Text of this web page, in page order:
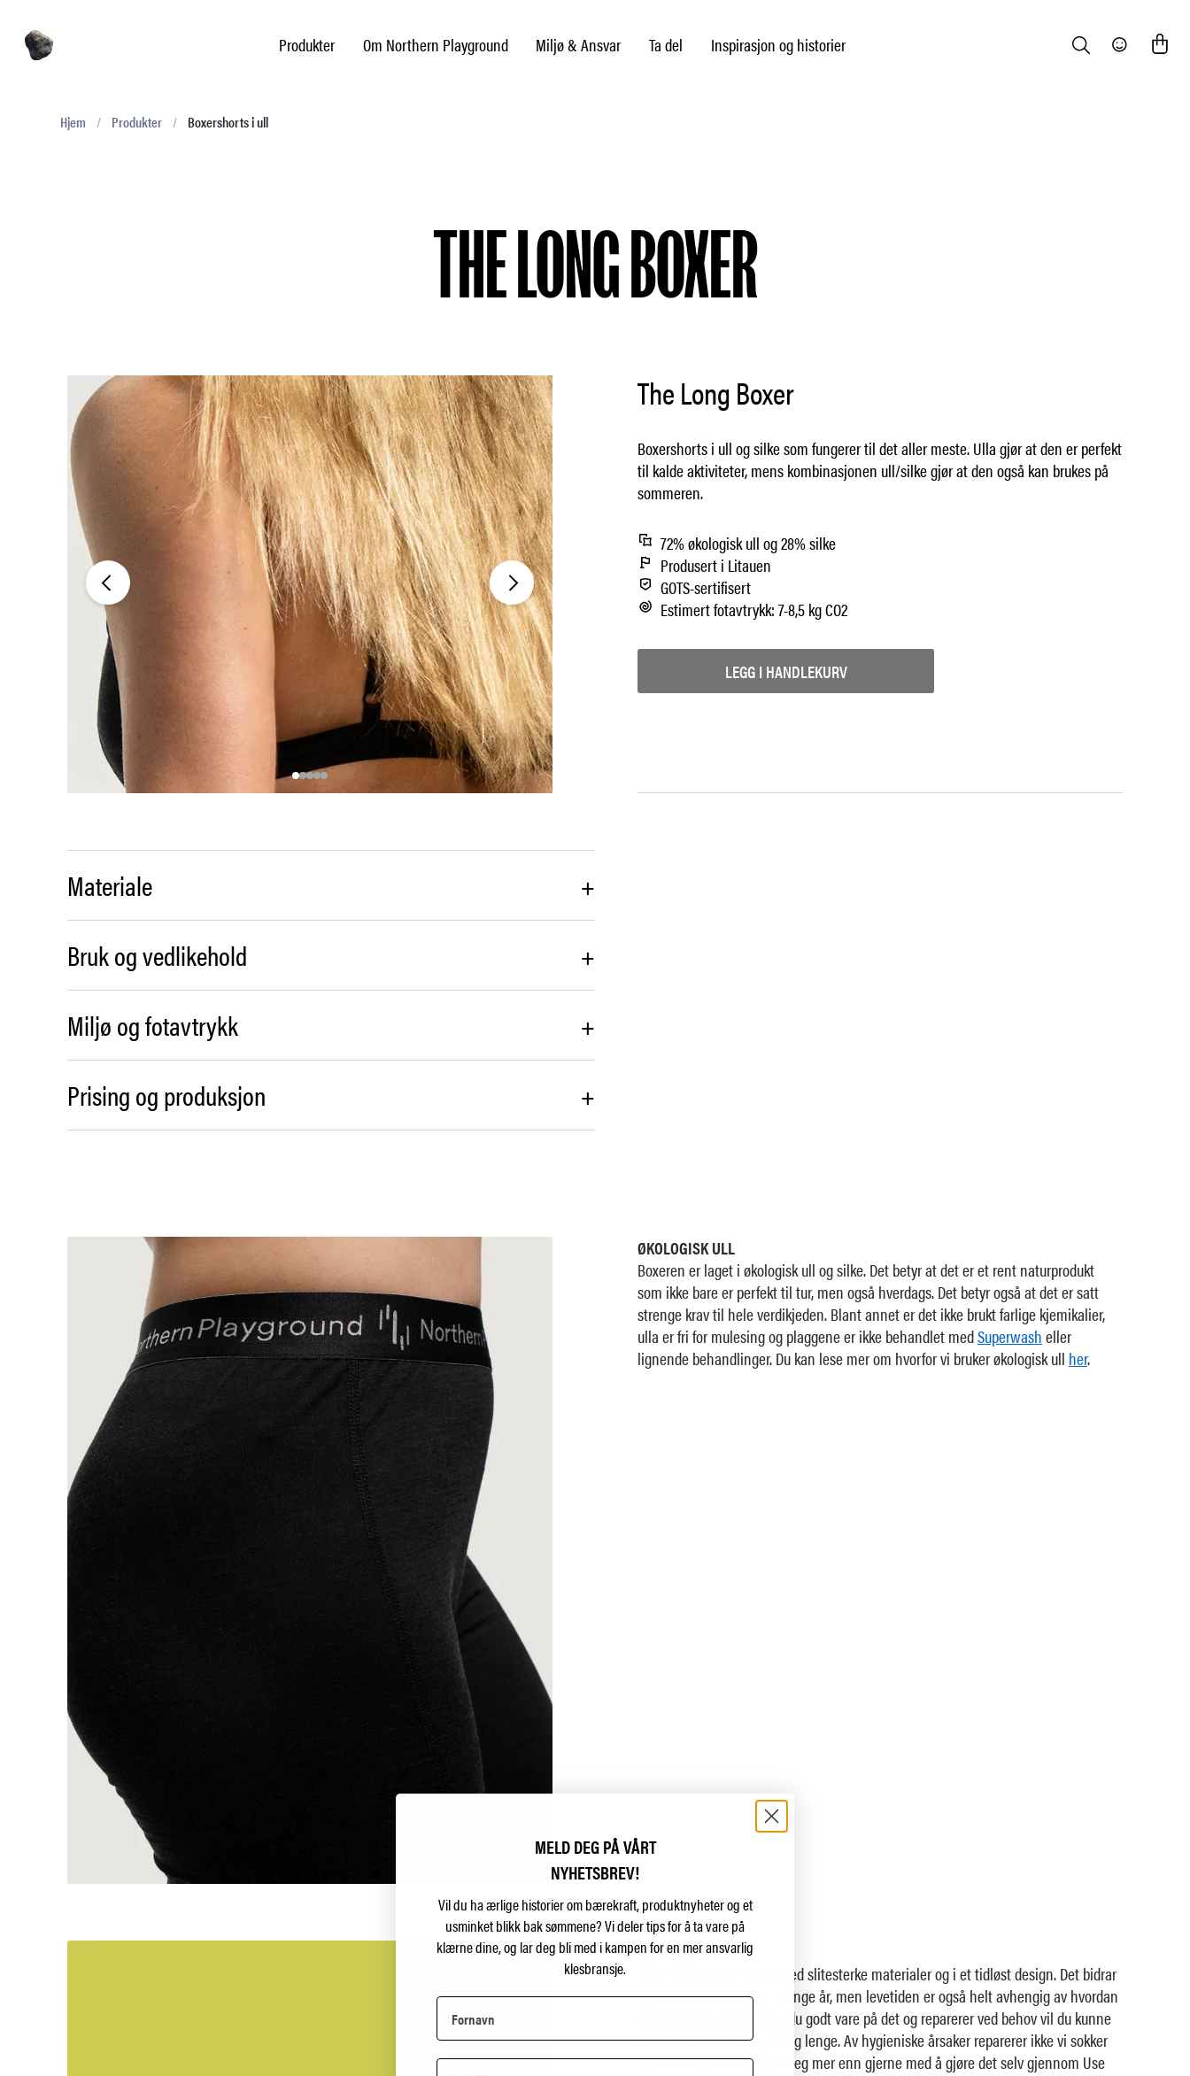
Produkter Miljø & Ansvar Ta del Inspirasjon og historier
Om Northern Playground Search Community
Hjem / Produkter / Boxershorts i ull
THE LONG BOXER
The Long Boxer
Boxershorts i ull og silke som fungerer til det aller meste. Ulla gjør at den er perfekt
til kalde aktiviteter, mens kombinasjonen ull/silke gjør at den også kan brukes på
sommeren.
72% økologisk ull og 28% silke
Produsert i Litauen
GOTS-sertifisert
Estimert fotavtrykk: 7-8,5 kg CO2
LEGG I HANDLEKURV
Materiale
+
Bruk og vedlikehold
+
Miljø og fotavtrykk
+
Prising og produksjon
+
ØKOLOGISK ULL
Boxeren er laget i økologisk ull og silke. Det betyr at det er et rent naturprodukt
som ikke bare er perfekt til tur, men også hverdags. Det betyr også at det er satt
strenge krav til hele verdikjeden. Blant annet er det ikke brukt farlige kjemikalier,
ulla er fri for mulesing og plaggene er ikke behandlet medSuperwasheller
lignende behandlinger. Du kan lese mer om hvorfor vi bruker økologisk ull her.
USE MORE +
Dette produktet er laget med slitesterke materialer og i et tidløst design. Det bidrar
til at du kan bruke det i mange år, men levetiden er også helt avhengig av hvordan
du behandler plagget. Tar du godt vare på det og reparerer ved behov vil du kunne
få glede av det veldig, veldig lenge. Av hygieniske årsaker reparerer ikke vi sokker
og undertøy, men hjelper deg mer enn gjerne med å gjøre det selv gjennom Use
MELD DEG PÅ VÅRT
NYHETSBREV!
Vil du ha ærlige historier om bærekraft, produktnyheter og et
usminket blikk bak sømmene?Vi deler tips for å ta vare på
klærne dine, og lar deg bli med i kampen for en mer ansvarlig
klesbransje.